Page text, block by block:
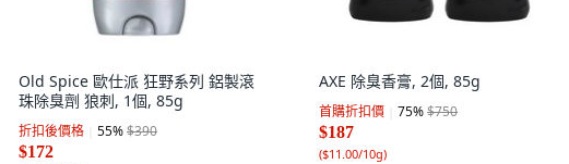
Old Spice 歐仕派 狂野系列 鋁製滾
珠除臭劑 狼刺, 1個, 85g
折扣後價格 55%$390
$172
AXE 除臭香膏, 2個, 85g
首購折扣價 75%$750
$187
($11.00/10g)